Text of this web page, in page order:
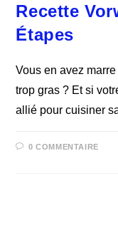
Recette
Étapes
Vous en avez
trop gras ? Et si
allié pour cuisiner
0 COMMENTAIRE